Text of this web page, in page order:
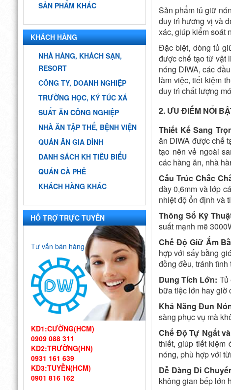
SẢN PHẨM KHÁC
KHÁCH HÀNG
NHÀ HÀNG, KHÁCH SẠN,
RESORT
CÔNG TY, DOANH NGHIỆP
TRƯỜNG HỌC, KÝ TÚC XÁ
SUẤT ĂN CÔNG NGHIỆP
NHÀ ĂN TẬP THỂ, BỆNH VIỆN
QUÁN ĂN GIA ĐÌNH
DANH SÁCH KH TIÊU BIỂU
QUÁN CÀ PHÊ
KHÁCH HÀNG KHÁC
HỖ TRỢ TRỰC TUYẾN
Tư vấn bán hàng
KD1:CƯỜNG(HCM)
0909 088 311
KD2:TRƯỜNG(HN)
0931 161 639
KD3:TUYỀN(HCM)
0901 816 162
Sản phẩm tủ giữ
duy trì hương vị và
xác, giúp kiểm soát
Đặc biệt, dòng tủ
được chế tạo từ vật
nóng DIWA, các
làm việc, tiết kiệm
duy trì chất lượng
2. ƯU ĐIỂM NỔI
Thiết Kế Sang
ăn DIWA được chế
tạo nên vẻ ngoài
các hàng ăn, nhà
Cấu Trúc Chắc
dày 0,6mm và lớp
nhiệt độ ổn định và
Thông Số Kỹ
suất mạnh mẽ
Chế Độ Giữ Ấm
hợp với sấy bằng
đồng đều, tránh
Dung Tích Lớn: Tủ
bữa tiệc lớn hay giờ
Khả Năng Đun
sàng phục vụ mà
Chế Độ Tự Ngắt
thiết, giúp tiết kiệm
nóng, phù hợp với
Dễ Dàng Di
không gian bếp lớn